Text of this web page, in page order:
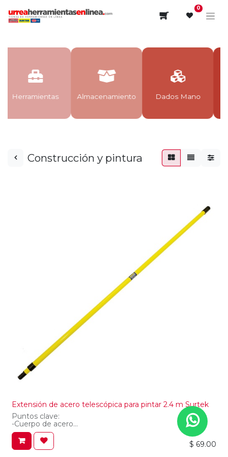
0
Herramientas Almacenamiento Dados Mano
Construcción y pintura
Extensión de acero telescópica para pintar 2.4 m Surtek
Puntos clave:
-Cuerpo de acero
-Punta de rosca para ajustar los rodillos
Especificaciones técnicas:
$ 69.00